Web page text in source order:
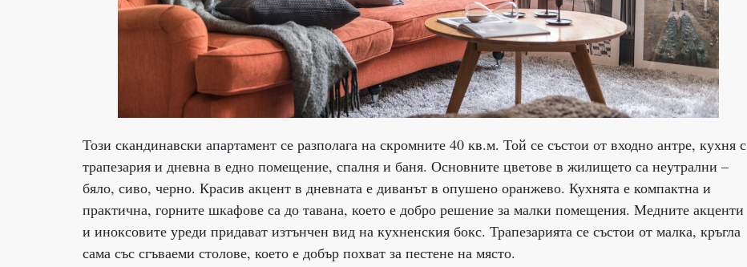
Този скандинавски апартамент се разполага на скромните 40 кв.м. Той се състои от входно антре, кухня с
трапезария и дневна в едно помещение, спалня и баня. Основните цветове в жилището са неутрални –
бяло, сиво, черно. Красив акцент в дневната е диванът в опушено оранжево. Кухнята е компактна и
практична, горните шкафове са до тавана, което е добро решение за малки помещения. Медните акценти
и иноксовите уреди придават изтънчен вид на кухненския бокс. Трапезарията се състои от малка, кръгла
сама със сгъваеми столове, което е добър похват за пестене на място.